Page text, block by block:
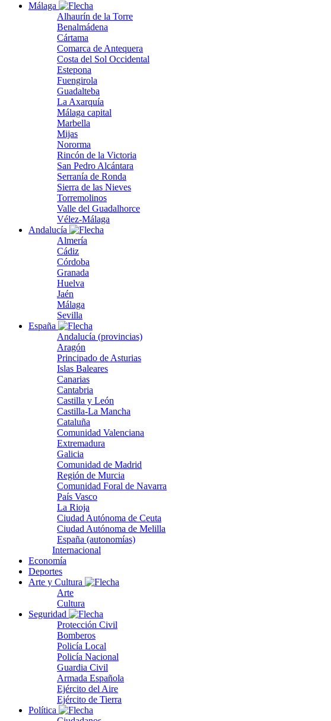
Málaga
Alhaurín de la Torre
Benalmádena
Cártama
Comarca de Antequera
Costa del Sol Occidental
Estepona
Fuengirola
Guadalteba
La Axarquía
Málaga capital
Marbella
Mijas
Nororma
Rincón de la Victoria
San Pedro Alcántara
Serranía de Ronda
Sierra de las Nieves
Torremolinos
Valle del Guadalhorce
Vélez-Málaga
Andalucía
Almería
Cádiz
Córdoba
Granada
Huelva
Jaén
Málaga
Sevilla
España
Andalucía (provincias)
Aragón
Principado de Asturias
Islas Baleares
Canarias
Cantabria
Castilla y León
Castilla-La Mancha
Cataluña
Comunidad Valenciana
Extremadura
Galicia
Comunidad de Madrid
Región de Murcia
Comunidad Foral de Navarra
País Vasco
La Rioja
Ciudad Autónoma de Ceuta
Ciudad Autónoma de Melilla
España (autonomías)
Internacional
Economía
Deportes
Arte y Cultura
Arte
Cultura
Seguridad
Protección Civil
Bomberos
Policía Local
Policía Nacional
Guardia Civil
Armada Española
Ejército del Aire
Ejército de Tierra
Política